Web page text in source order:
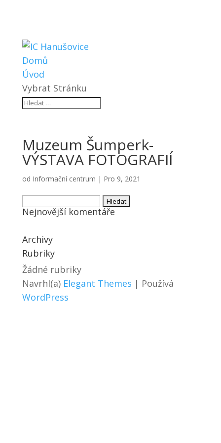
Domů
Úvod
Vybrat Stránku
Muzeum Šumperk-
VÝSTAVA FOTOGRAFIÍ
od Informační centrum | Pro 9, 2021
Vyhledávání
Nejnovější komentáře
Archivy
Rubriky
Žádné rubriky
Navrhl(a) Elegant Themes | Používá
WordPress